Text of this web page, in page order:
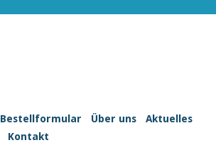
Bestellformular Über uns
Aktuelles
Kontakt